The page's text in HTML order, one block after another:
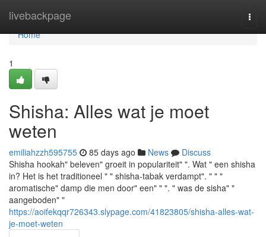
livebackpage
Home
Home
1
Shisha: Alles wat je moet
weten
emiliahzzh595755 85 days ago News
Discuss
Shisha hookah" beleven" groeit in populariteit" ". Wat " een shisha
in? Het is het traditioneel " " shisha-tabak verdampt". " " "
aromatische" damp die men door" een" " ". " was de sisha" "
aangeboden" "
https://aoifekqqr726343.slypage.com/41823805/shisha-alles-wat-
je-moet-weten